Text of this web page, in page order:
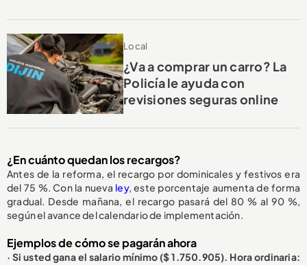
Local
¿Va a comprar un carro? La
Policía le ayuda con
revisiones seguras online
¿En cuánto quedan los recargos?
Antes de la reforma, el recargo por dominicales y festivos era
del 75 %. Con la nueva ley, este porcentaje aumenta de forma
gradual. Desde mañana, el recargo pasará del 80 % al 90 %,
según el avance del calendario de implementación.
Ejemplos de cómo se pagarán ahora
· Si usted gana el salario mínimo ($ 1.750.905). Hora ordinaria: